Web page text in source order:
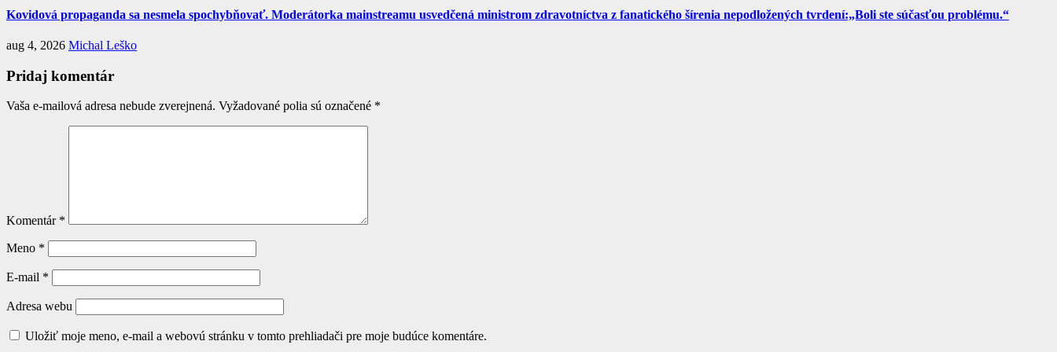
Kovidová propaganda sa nesmela spochybňovať. Moderátorka mainstreamu usvedčená ministrom zdravotníctva z fanatického šírenia nepodložených tvrdení:„Boli ste súčasťou problému.“
aug 4, 2026 Michal Leško
Pridaj komentár
Vaša e-mailová adresa nebude zverejnená. Vyžadované polia sú označené *
Komentár *
Meno *
E-mail *
Adresa webu
Uložiť moje meno, e-mail a webovú stránku v tomto prehliadači pre moje budúce komentáre.